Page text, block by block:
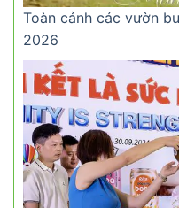
Toàn cảnh các vườn
2026